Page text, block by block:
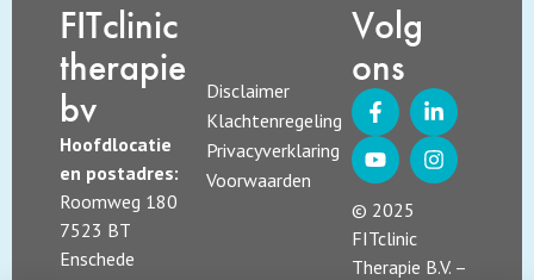
FITclinic
therapie
bv
Hoofdlocatie
en postadres:
Roomweg 180
7523 BT
Enschede
Disclaimer
Klachtenregeling
Privacyverklaring
Voorwaarden
Volg
ons
© 2025
FITclinic
Therapie B.V. –